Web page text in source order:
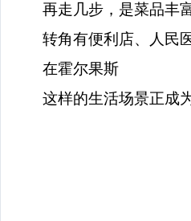
再走几步，是菜品丰
转角有便利店、人民
在霍尔果斯
这样的生活场景正成